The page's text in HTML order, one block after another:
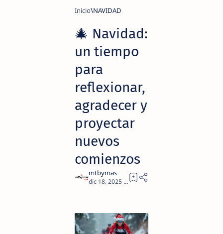
Inicio NAVIDAD
🎄 Navidad:
un tiempo
para
reflexionar,
agradecer y
proyectar
nuevos
comienzos
3